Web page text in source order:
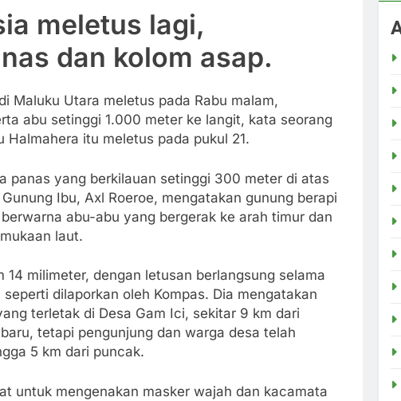
meletus lagi,
dan kolom asap.
Maluku Utara meletus pada Rabu malam,
abu setinggi 1.000 meter ke langit, kata seorang
itu meletus pada pukul 21.
panas yang berkilauan setinggi 300 meter di atas
Ibu, Axl Roeroe, mengatakan gunung berapi
abu-abu yang bergerak ke arah timur dan
laut.
milimeter, dengan letusan berlangsung selama
dilaporkan oleh Kompas. Dia mengatakan
terletak di Desa Gam Ici, sekitar 9 km dari
tetapi pengunjung dan warga desa telah
5 km dari puncak.
untuk mengenakan masker wajah dan kacamata